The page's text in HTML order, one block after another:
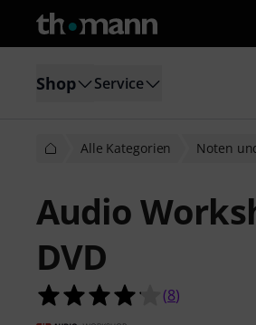
Shop Service
Alle Kategorien Noten
Audio
DVD
4.1 von 5
(8)